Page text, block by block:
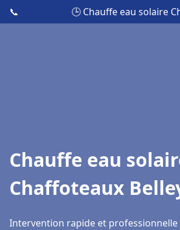
📞 🕒 Chauffe eau solaire
Chauffe eau
Chaffoteaux
Intervention rapide et professionnelle